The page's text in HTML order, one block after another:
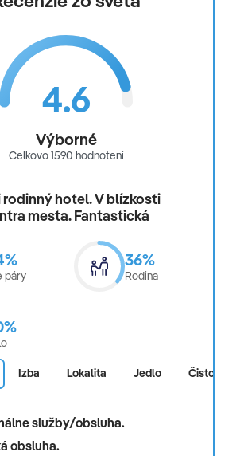
4.6
Výborné
Celkovo 1590 hodnotení
hotel. V blízkosti
mesta. Fantastická
páry
36%
Rodina
Izba Lokalita Jedlo Čistota
služby/obsluha.
obsluha.